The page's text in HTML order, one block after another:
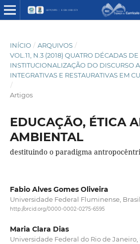
INÍCIO / ARQUIVOS /
VOL.11, N.3 (2018) QUATRO DÉCADAS DE
INSTITUCIONALIZAÇÃO DO DISCURSO
INTEGRATIVAS E RESTAURATIVAS EM
/
Artigos
EDUCAÇÃO, ÉTICA
AMBIENTAL
destituindo o paradigma
Fabio Alves Gomes Oliveira
Universidade Federal Fluminense, Brasil.
http://orcid.org/0000-0002-0275-6595
Maria Clara Dias
Universidade Federal do Rio de Janeiro,